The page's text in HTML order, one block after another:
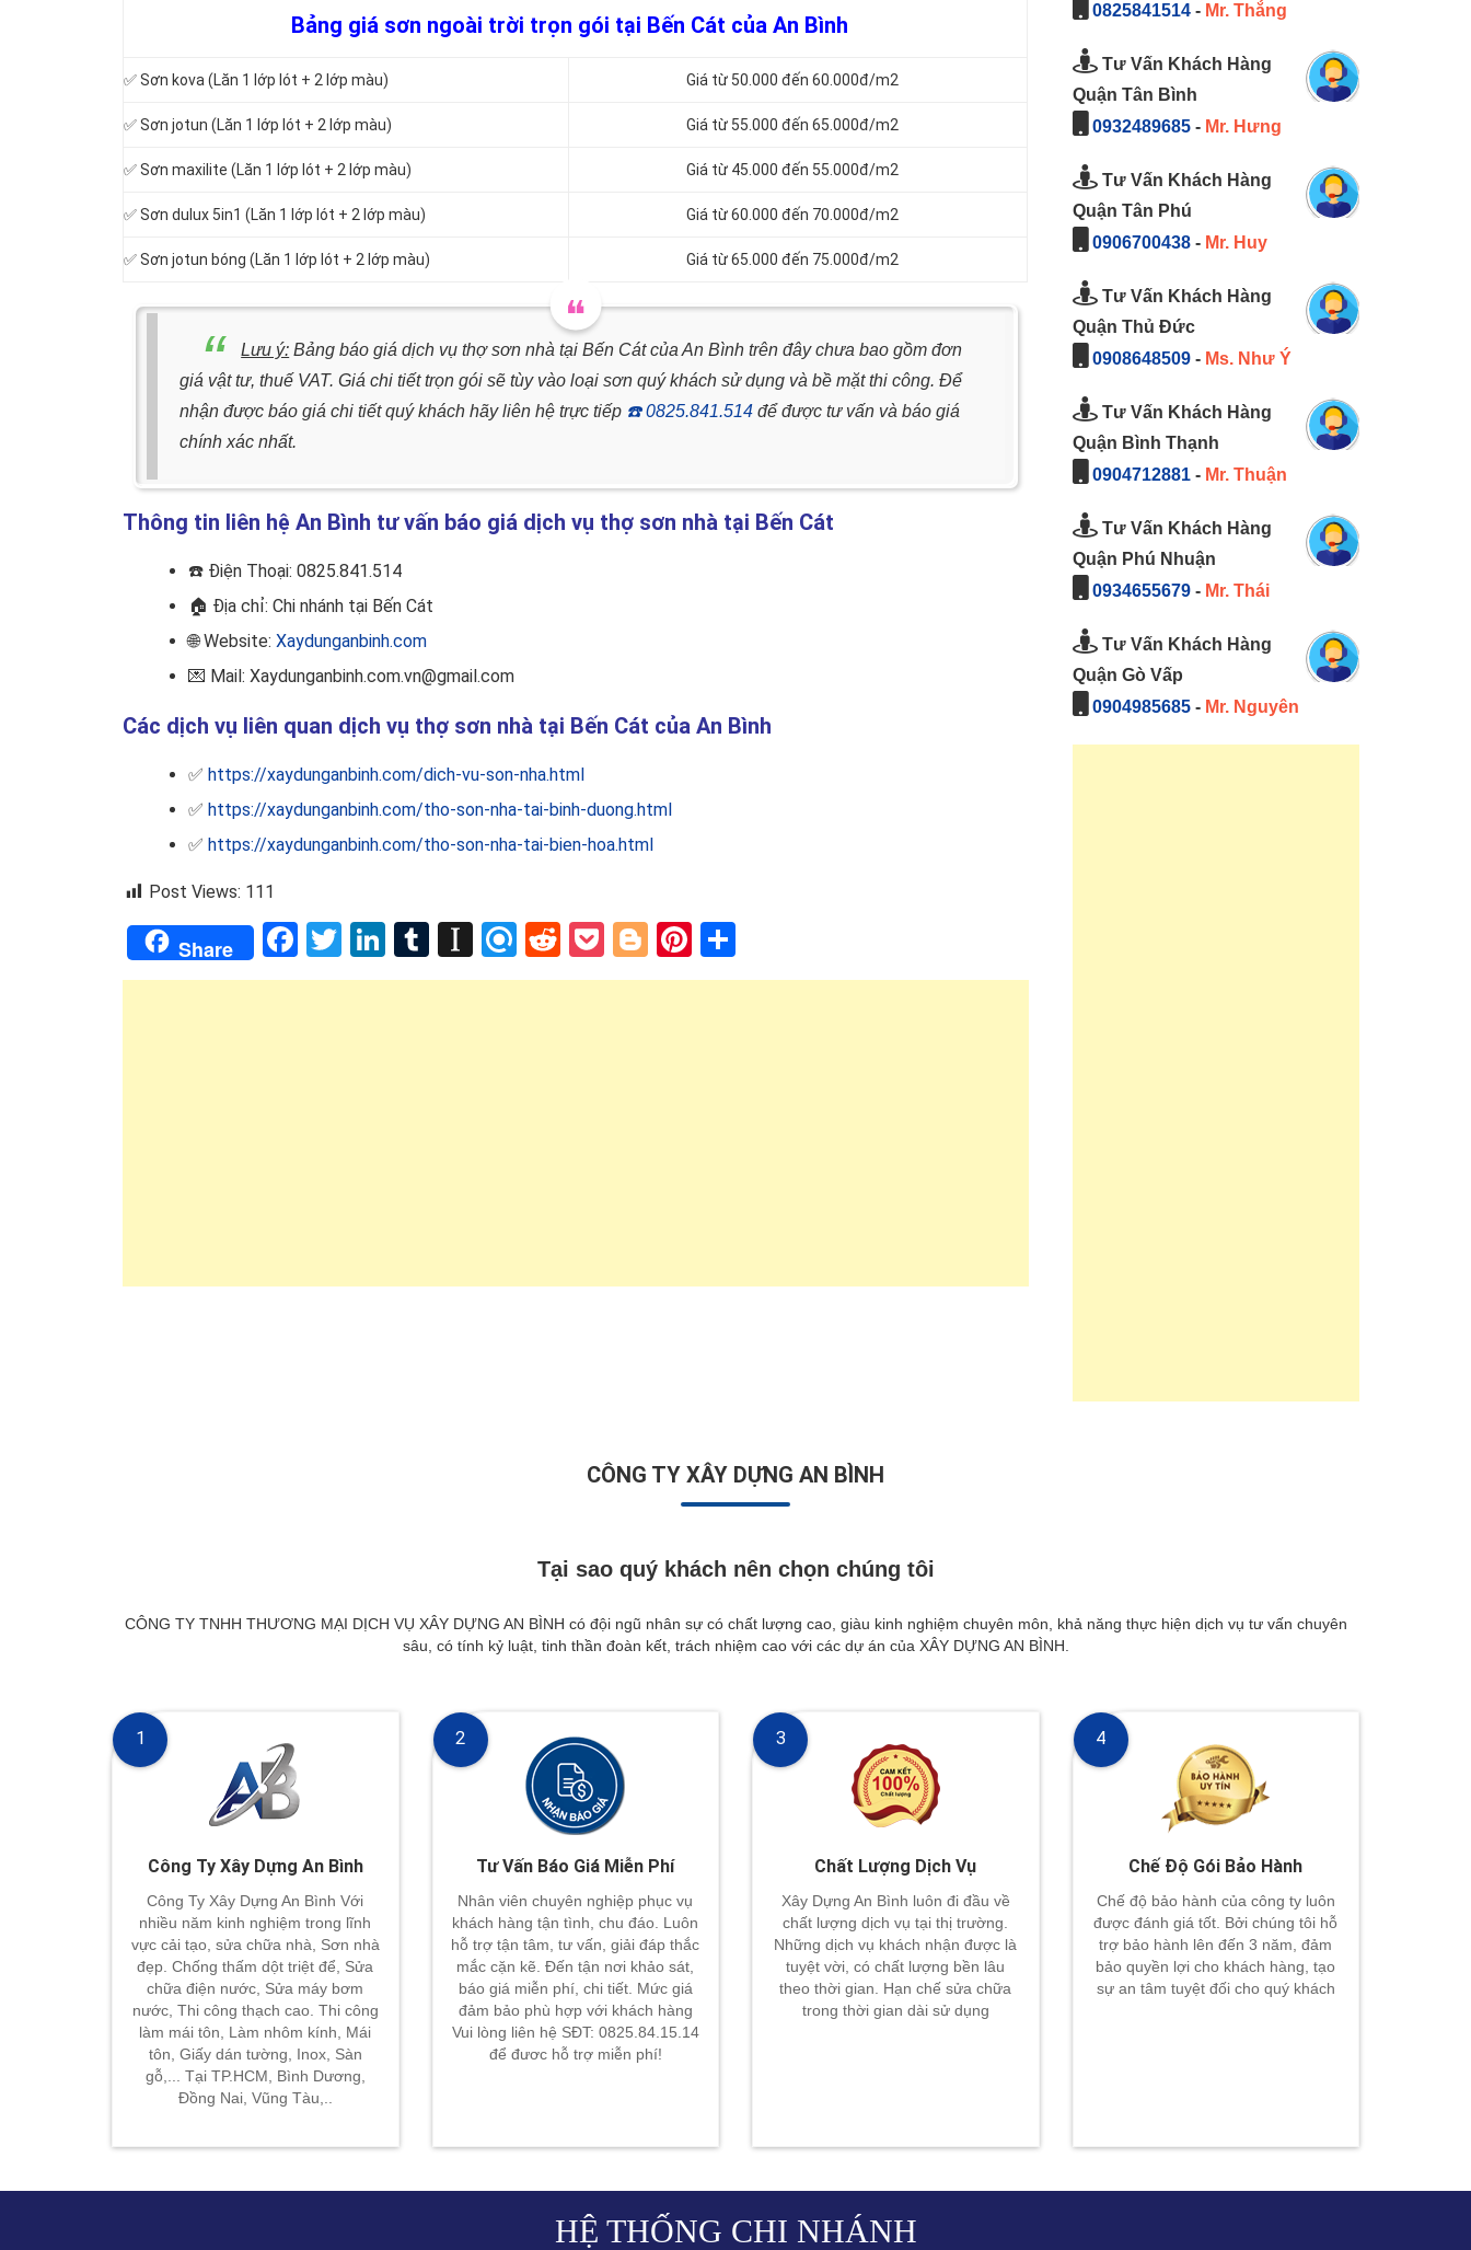
Bảng giá sơn ngoài trời trọn gói tại Bến Cát của An Bình
✅ Sơn kova (Lăn 1 lớp lót + 2 lớp màu) Giá từ 50.000 đến 60.000đ/m2
✅ Sơn jotun (Lăn 1 lớp lót + 2 lớp màu) Giá từ 55.000 đến 65.000đ/m2
✅ Sơn maxilite (Lăn 1 lớp lót + 2 lớp màu) Giá từ 45.000 đến 55.000đ/m2
✅ Sơn dulux 5in1 (Lăn 1 lớp lót + 2 lớp màu) Giá từ 60.000 đến 70.000đ/m2
✅ Sơn jotun bóng (Lăn 1 lớp lót + 2 lớp màu) Giá từ 65.000 đến 75.000đ/m2
Lưu ý: Bảng báo giá dịch vụ thợ sơn nhà tại Bến Cát của An Bình trên đây chưa bao gồm đơn
giá vật tư, thuế VAT. Giá chi tiết trọn gói sẽ tùy vào loại sơn quý khách sử dụng và bề mặt thi công. Để
nhận được báo giá chi tiết quý khách hãy liên hệ trực tiếp ☎️ 0825.841.514 để được tư vấn và báo giá
chính xác nhất.
Thông tin liên hệ An Bình tư vấn báo giá dịch vụ thợ sơn nhà tại Bến Cát
☎️ Điện Thoại: 0825.841.514
🏠 Địa chỉ: Chi nhánh tại Bến Cát
🌐 Website: Xaydunganbinh.com
💌 Mail: Xaydunganbinh.com.vn@gmail.com
Các dịch vụ liên quan dịch vụ thợ sơn nhà tại Bến Cát của An Bình
✅ https://xaydunganbinh.com/dich-vu-son-nha.html
✅ https://xaydunganbinh.com/tho-son-nha-tai-binh-duong.html
✅ https://xaydunganbinh.com/tho-son-nha-tai-bien-hoa.html
Post Views: 111
Share Facebook
TwitterLinkedIn
Tumblr
Instapaper
RefindRedditPocket
BloggerPinterest
0825841514- Mr. Thắng
Tư Vấn Khách Hàng
Quận Tân Bình
0932489685- Mr. Hưng
Tư Vấn Khách Hàng
Quận Tân Phú
0906700438- Mr. Huy
Tư Vấn Khách Hàng
Quận Thủ Đức
0908648509- Ms. Như Ý
Tư Vấn Khách Hàng
Quận Bình Thạnh
0904712881- Mr. Thuận
Tư Vấn Khách Hàng
Quận Phú Nhuận
0934655679- Mr. Thái
Tư Vấn Khách Hàng
Quận Gò Vấp
0904985685- Mr. Nguyên
CÔNG TY XÂY DỰNG AN BÌNH
Tại sao quý khách nên chọn chúng tôi
CÔNG TY TNHH THƯƠNG MẠI DỊCH VỤ XÂY DỰNG AN BÌNH có đội ngũ nhân sự có chất lượng cao, giàu kinh nghiệm chuyên môn, khả năng thực hiện dịch vụ tư vấn chuyên
sâu, có tính kỷ luật, tinh thần đoàn kết, trách nhiệm cao với các dự án của XÂY DỰNG AN BÌNH.
Công Ty Xây Dựng An Bình
Công Ty Xây Dựng An Bình Với
nhiều năm kinh nghiệm trong lĩnh
vực cải tạo, sửa chữa nhà, Sơn nhà
đẹp. Chống thấm dột triệt để, Sửa
chữa điện nước, Sửa máy bơm
nước, Thi công thạch cao. Thi công
làm mái tôn, Làm nhôm kính, Mái
tôn, Giấy dán tường, Inox, Sàn
gỗ,... Tại TP.HCM, Bình Dương,
Đồng Nai, Vũng Tàu,..
1
Tư Vấn Báo Giá Miễn Phí
Nhân viên chuyên nghiệp phục vụ
khách hàng tận tình, chu đáo. Luôn
hỗ trợ tận tâm, tư vấn, giải đáp thắc
mắc cặn kẽ. Đến tận nơi khảo sát,
báo giá miễn phí, chi tiết. Mức giá
đảm bảo phù hợp với khách hàng
Vui lòng liên hệ SĐT: 0825.84.15.14
để đươc hỗ trợ miễn phí!
2
Chất Lượng Dịch Vụ
Xây Dựng An Bình luôn đi đầu về
chất lượng dịch vụ tại thị trường.
Những dịch vụ khách nhận được là
tuyệt vời, có chất lượng bền lâu
theo thời gian. Hạn chế sửa chữa
trong thời gian dài sử dụng
3
Chế Độ Gói Bảo Hành
Chế độ bảo hành của công ty luôn
được đánh giá tốt. Bởi chúng tôi hỗ
trợ bảo hành lên đến 3 năm, đảm
bảo quyền lợi cho khách hàng, tạo
sự an tâm tuyệt đối cho quý khách
4
HỆ THỐNG CHI NHÁNH